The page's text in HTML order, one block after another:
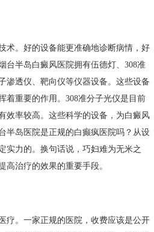
术。好的设备能更准确地诊断病情，好
台半岛白癜风医院拥有伍德灯、308准
渗透仪、靶向仪等仪器设备。这些设备
着重要的作用。308准分子光仪是目前
效率较高。这些科学的设备，为白癜风
半岛医院是正规的白癫疯医院吗？从设
实力的。换句话说，巧妇难为无米之
高治疗的效果的重要手段。
疗。一家正规的医院，收费应该是公开